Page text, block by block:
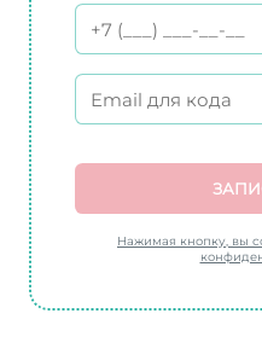
Нажимая кнопку, вы